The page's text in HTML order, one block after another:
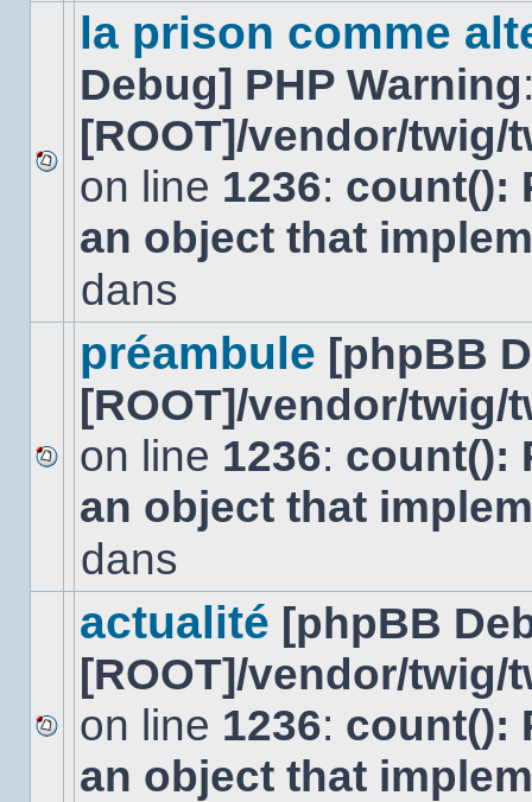
sujet.
Aucun
nouveau
message
non-
dans
la prison comme
Debug] PHP Warning
[ROOT]/vendor/
on line 1236: count():
an object that
dans
Aucun
nouveau
message
sujet.
préambule [phpBB
[ROOT]/vendor/
on line 1236: count():
an object that
dans
Aucun
nouveau
message
actualité [phpBB
[ROOT]/vendor/
on line 1236: count():
an object that